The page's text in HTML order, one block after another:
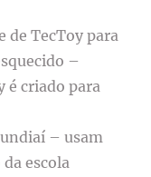
de TecToy para
–
é criado para
– usam
escola